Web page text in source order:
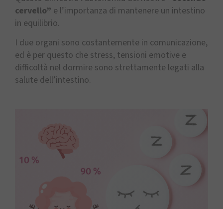
cervello” e l’importanza di mantenere un intestino
in equilibrio.
I due organi sono costantemente in comunicazione,
ed è per questo che stress, tensioni emotive e
difficoltà nel dormire sono strettamente legati alla
salute dell’intestino.